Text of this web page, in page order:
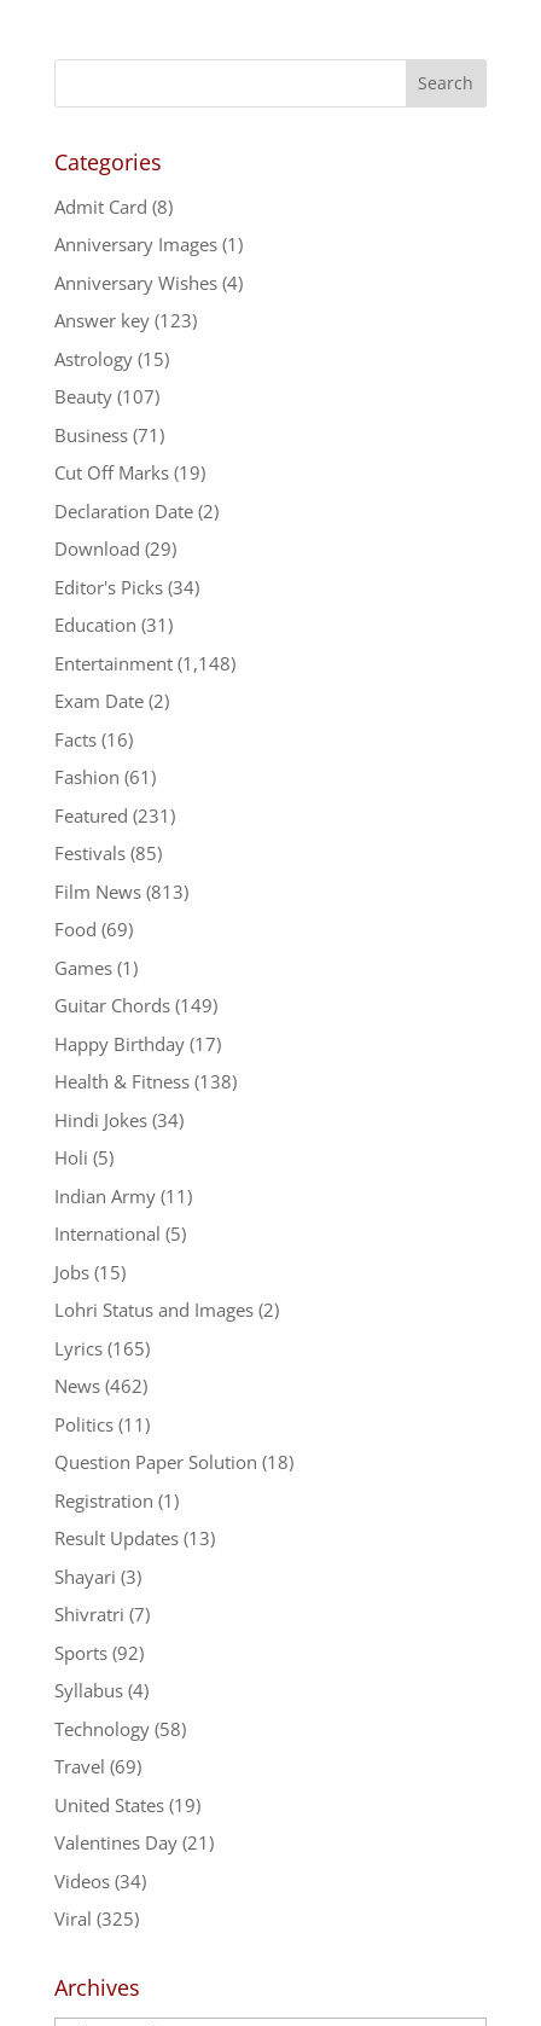
Categories
Admit Card (8)
Anniversary Images(1)
Anniversary Wishes(4)
Answer key(123)
Astrology(15)
Beauty(107)
Business(71)
Cut Off Marks(19)
Declaration Date(2)
Download (29)
Editor's Picks(34)
Education (31)
Entertainment(1,148)
Exam Date(2)
Facts(16)
Fashion (61)
Featured (231)
Festivals(85)
Film News(813)
Food (69)
Games(1)
Guitar Chords(149)
Happy Birthday(17)
Health & Fitness(138)
Hindi Jokes(34)
Holi (5)
Indian Army(11)
International (5)
Jobs(15)
Lohri Status and Images(2)
Lyrics(165)
News(462)
Politics(11)
Question Paper Solution (18)
Registration (1)
Result Updates(13)
Shayari (3)
Shivratri (7)
Sports(92)
Syllabus(4)
Technology(58)
Travel (69)
United States(19)
Valentines Day(21)
Videos(34)
Viral (325)
Archives